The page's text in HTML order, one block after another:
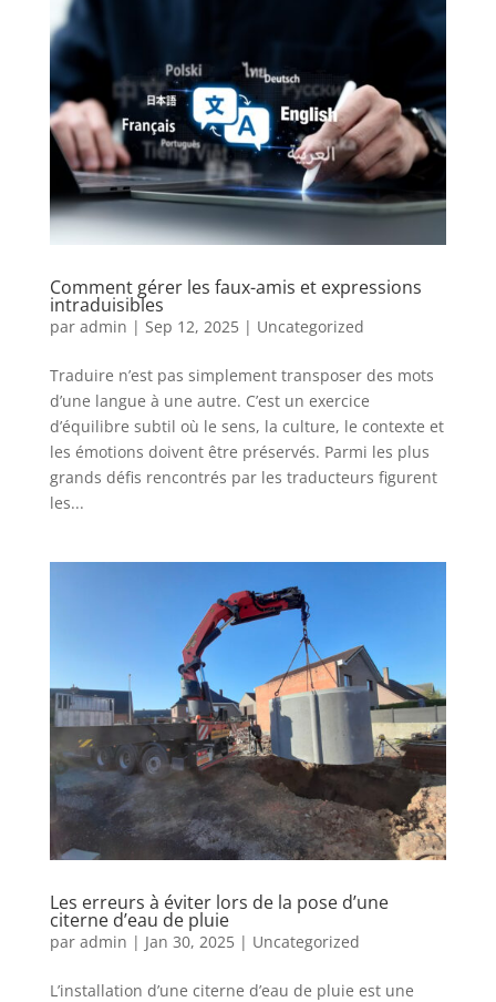
Comment gérer les faux-amis et expressions
intraduisibles
par admin | Sep 12, 2025| Uncategorized
Traduire n’est pas simplement transposer des mots
d’une langue à une autre. C’est un exercice
d’équilibre subtil où le sens, la culture, le contexte et
les émotions doivent être préservés. Parmi les plus
grands défis rencontrés par les traducteurs figurent
les...
Les erreurs à éviter lors de la pose d’une
citerne d’eau de pluie
par admin | Jan 30, 2025| Uncategorized
L’installation d’une citerne d’eau de pluie est une